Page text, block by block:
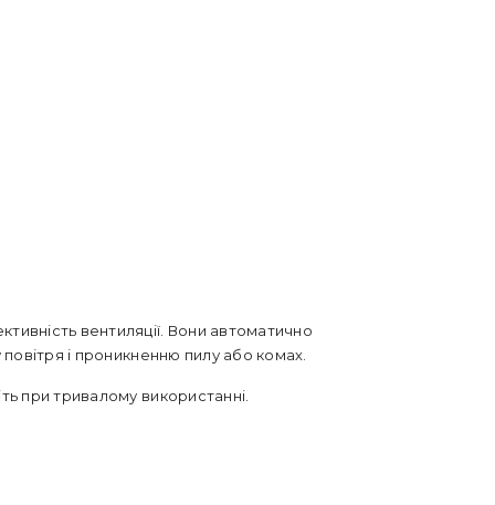
вентиляції. Вони автоматично
і проникненню пилу або комах.
при тривалому використанні.